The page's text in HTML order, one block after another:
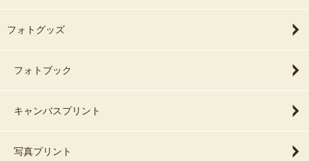
フォトグッズ
フォトブック
キャンバスプリント
写真プリント